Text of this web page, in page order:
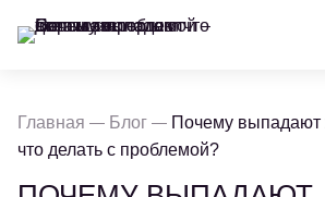
Главная Блог
Почему
что делать с проблемой?